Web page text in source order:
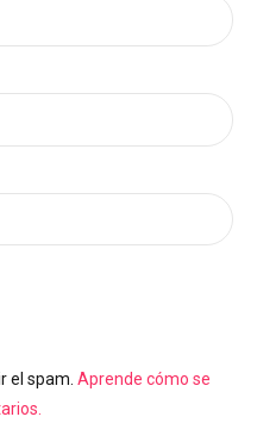
el spam. Aprende cómo se